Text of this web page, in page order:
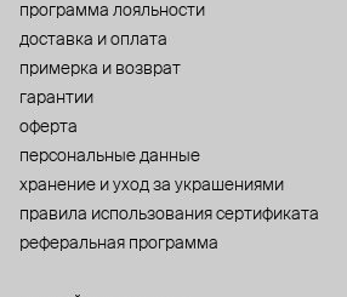
программа лояльности
доставка и оплата
примерка и возврат
гарантии
оферта
персональные данные
хранение и уход за украшениями
правила использования сертификата
реферальная программа